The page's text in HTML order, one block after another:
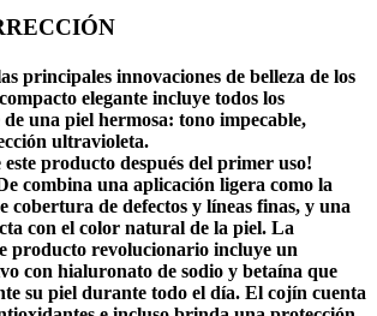
principales innovaciones de belleza de los
elegante incluye todos los
de una piel hermosa: tono impecable,
ultravioleta.
este producto después del primer uso!
combina una aplicación ligera como la
cobertura de defectos y líneas finas, y una
con el color natural de la piel. La
producto revolucionario incluye un
con hialuronato de sodio y betaína que
su piel durante todo el día. El cojín cuenta